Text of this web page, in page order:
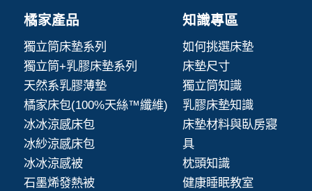
橘家產品
獨立筒床墊系列
獨立筒+乳膠床墊系列
天然系乳膠薄墊
橘家床包(100%天絲™纖維)
冰冰涼感床包
冰紗涼感床包
冰冰涼感被
石墨烯發熱被
知識專區
如何挑選床墊
床墊尺寸
獨立筒知識
乳膠床墊知識
床墊材料與臥房寢
具
枕頭知識
健康睡眠教室